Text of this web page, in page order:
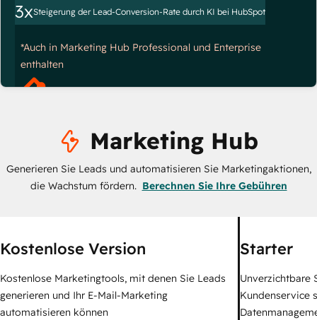
3xSteigerung der Lead-Conversion-Rate durch KI bei HubSpot
*Auch in Marketing Hub Professional und Enterprise
enthalten
Marketing Hub
Generieren Sie Leads und automatisieren Sie Marketingaktionen,
die Wachstum fördern. Berechnen Sie Ihre Gebühren
Kostenlose Version
Kostenlose Marketingtools, mit denen Sie Leads
generieren und Ihr E-Mail-Marketing
automatisieren können
Starter
Unverzichtbare
Kundenservice